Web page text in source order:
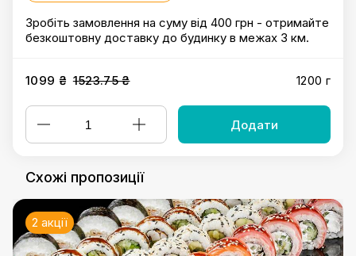
Зробіть замовлення на суму від 400 грн - отримайте
безкоштовну доставку до будинку в межах 3 км.
1099 ₴ 1523.75 ₴ 1200 г
Додати
Схожі пропозиції
2 акції